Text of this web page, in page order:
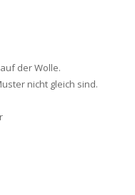
der Wolle.
nicht gleich sind.